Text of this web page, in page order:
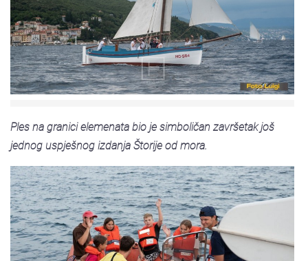
Ples na granici elemenata bio je simboličan završetak još
jednog uspješnog izdanja Štorije od mora.